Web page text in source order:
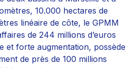
10.000 hectares de
linéaire de côte, le GPMM
de 244 millions d’euros
et forte augmentation, possède
de près de 100 millions